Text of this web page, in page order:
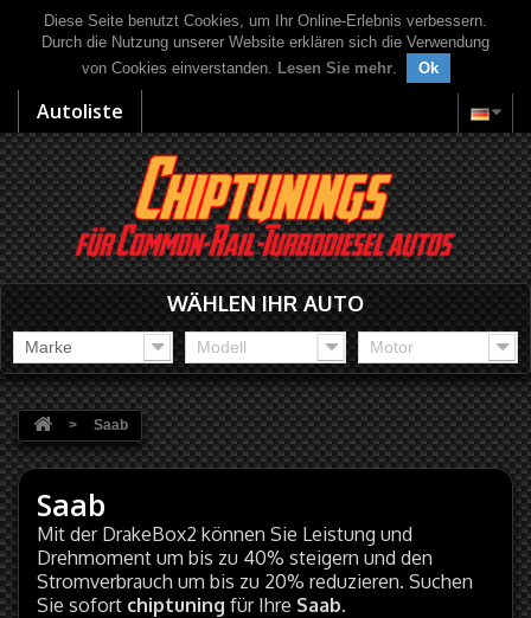
Diese Seite benutzt Cookies, um Ihr Online-Erlebnis verbessern.
Durch die Nutzung unserer Website erklären sich die Verwendung
von Cookies einverstanden. Lesen Sie mehr. Ok
Autoliste
WÄHLEN IHR AUTO
Marke Modell Motor
> Saab
Saab
Mit der DrakeBox2 können Sie Leistung und
Drehmoment um bis zu 40% steigern und den
Stromverbrauch um bis zu 20% reduzieren. Suchen
Sie sofort chiptuning für Ihre Saab.